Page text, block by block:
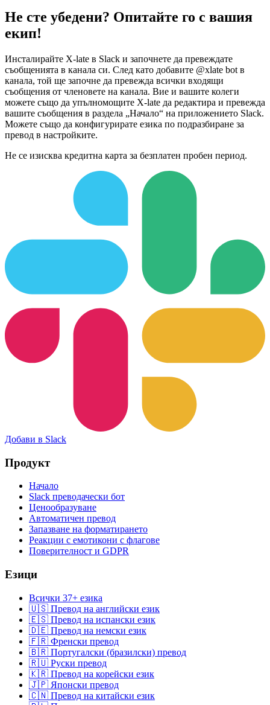
Не сте убедени? Опитайте го с вашия
екип!
Инсталирайте X-late в Slack и започнете да превеждате
съобщенията в канала си. След като добавите @xlate bot в
канала, той ще започне да превежда всички входящи
съобщения от членовете на канала. Вие и вашите колеги
можете също да упълномощите X-late да редактира и превежда
вашите съобщения в раздела „Начало“ на приложението Slack.
Можете също да конфигурирате езика по подразбиране за
превод в настройките.
Не се изисква кредитна карта за безплатен пробен период.
Добави в Slack
Продукт
Начало
Slack преводачески бот
Ценообразуване
Автоматичен превод
Запазване на форматирането
Реакции с емотикони с флагове
Поверителност и GDPR
Езици
Всички 37+ езика
🇺🇸 Превод на английски език
🇪🇸 Превод на испански език
🇩🇪 Превод на немски език
🇫🇷 Френски превод
🇧🇷 Португалски (бразилски) превод
🇷🇺 Руски превод
🇰🇷 Превод на корейски език
🇯🇵 Японски превод
🇨🇳 Превод на китайски език